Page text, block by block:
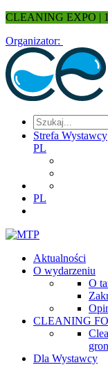
CLEANING EXPO |
Organizator:
Strefa Wystawcy
PL
PL
Aktualności
O wydarzeniu
O
CLEANING
Dla Wystawcy